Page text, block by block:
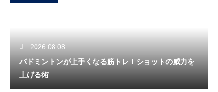
2026.08.08
バドミントンが上手くなる筋トレ！ショットの威力を
上げる術